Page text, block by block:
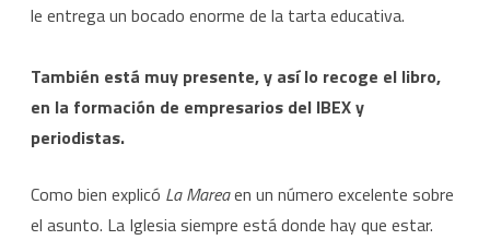
le entrega un bocado enorme de la tarta educativa.
También está muy presente, y así lo recoge el libro,
en la formación de empresarios del IBEX y
periodistas.
Como bien explicó La Mareaen un número excelente sobre
el asunto. La Iglesia siempre está donde hay que estar.